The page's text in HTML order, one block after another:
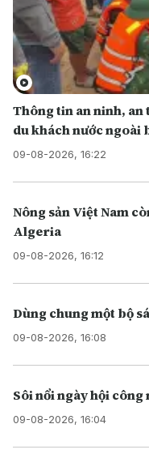
Thông tin an ninh, an
du khách nước ngoài
09-08-2026, 16:22
Nông sản Việt Nam
Algeria
09-08-2026, 16:12
Dùng chung một bộ
09-08-2026, 16:08
Sôi nổi ngày hội
09-08-2026, 16:04